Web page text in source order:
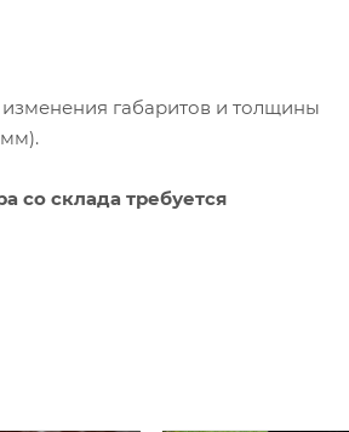
габаритов и толщины
со склада требуется